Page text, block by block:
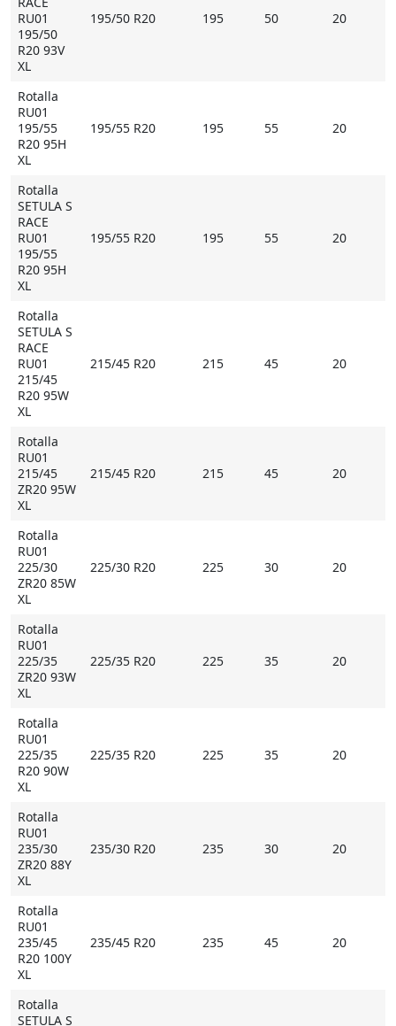
RU01
195/50
R20 93V
XL
195/50 R20 195 50 20
Rotalla
RU01
195/55
R20 95H
XL
195/55 R20 195 55 20
Rotalla
SETULA S
RACE
RU01
195/55
R20 95H
XL
195/55 R20 195 55 20
Rotalla
SETULA S
RACE
RU01
215/45
R20 95W
XL
215/45 R20 215 45 20
Rotalla
RU01
215/45
ZR20 95W
XL
215/45 R20 215 45 20
Rotalla
RU01
225/30
ZR20 85W
XL
225/30 R20 225 30 20
Rotalla
RU01
225/35
ZR20 93W
XL
225/35 R20 225 35 20
Rotalla
RU01
225/35
R20 90W
XL
225/35 R20 225 35 20
Rotalla
RU01
235/30
ZR20 88Y
XL
235/30 R20 235 30 20
Rotalla
RU01
235/45
R20 100Y
XL
235/45 R20 235 45 20
Rotalla
SETULA S